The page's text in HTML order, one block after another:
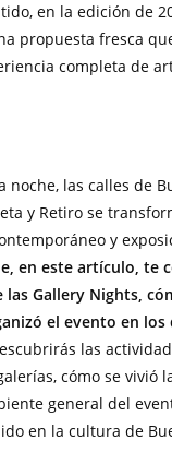
en la edición de
propuesta fresca
completa de
noche, las calles de
y Retiro se
y
en este artículo, te
Gallery Nights,
el evento en
las
cómo se vivió
general del
en la cultura de